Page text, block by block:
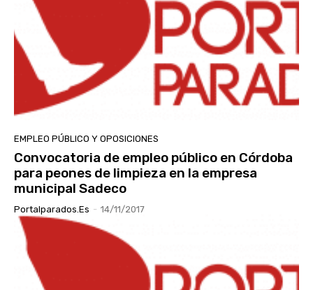
EMPLEO PÚBLICO Y OPOSICIONES
Convocatoria de empleo público en Córdoba
para peones de limpieza en la empresa
municipal Sadeco
Portalparados.es - 14/11/2017